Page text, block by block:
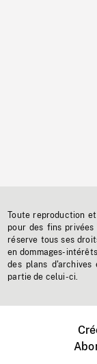
Toute reproduction
pour des fins
réserve tous ses
en dommages-
des plans
partie de celui-ci.